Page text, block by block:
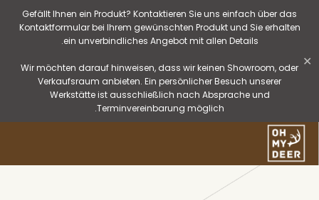
Gefällt Ihnen ein Produkt? Kontaktieren Sie uns einfach über das
Kontaktformular bei Ihrem gewünschten Produkt und Sie erhalten
ein unverbindliches Angebot mit allen Details.
Wir möchten darauf hinweisen, dass wir keinen Showroom, oder
Verkaufsraum anbieten. Ein persönlicher Besuch unserer
Werkstätte ist ausschließlich nach Absprache und
Terminvereinbarung möglich.
✕